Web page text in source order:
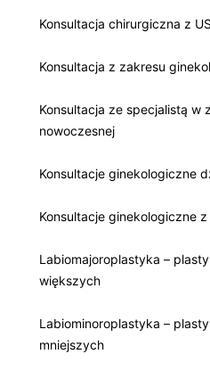
Konsultacja chirurgiczna z
Konsultacja z zakresu
Konsultacja ze specjalistą w
nowoczesnej
Konsultacje ginekologiczne
Konsultacje ginekologiczne z
Labiomajoroplastyka –
większych
Labiominoroplastyka –
mniejszych